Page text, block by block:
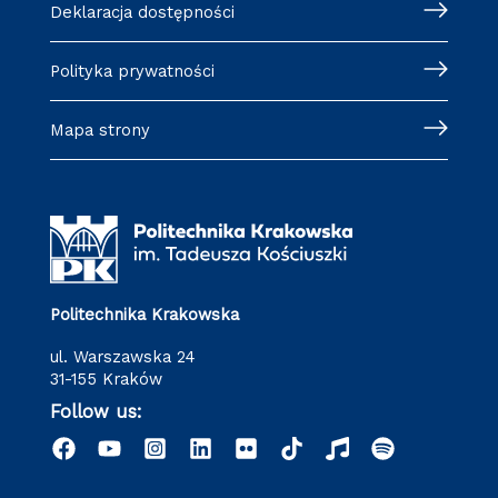
Deklaracja dostępności
Polityka prywatności
Mapa strony
Politechnika Krakowska
ul. Warszawska 24
31-155 Kraków
Follow us: